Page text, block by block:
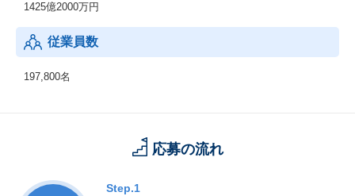
1425億2000万円
従業員数
197,800名
応募の流れ
Step.1